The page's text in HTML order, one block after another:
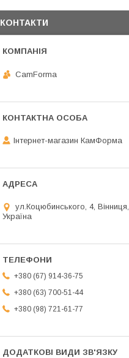
КОНТАКТИ
CamForma
Інтернет-магазин КамФорма
ул.Коцюбинського, 4, Вінниця,
Україна
+380 (67) 914-36-75
+380 (63) 700-51-44
+380 (98) 721-61-77